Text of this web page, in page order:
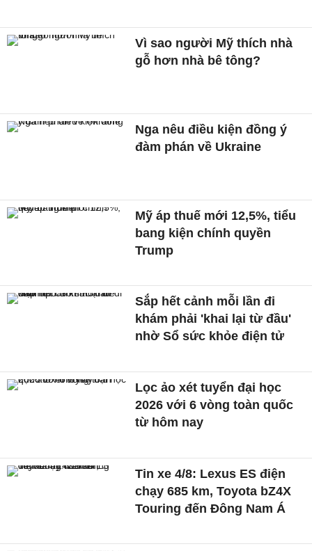
Vì sao người Mỹ thích nhà
gỗ hơn nhà bê tông?
Nga nêu điều kiện đồng ý
đàm phán về Ukraine
Mỹ áp thuế mới 12,5%, tiểu
bang kiện chính quyền
Trump
Sắp hết cảnh mỗi lần đi
khám phải 'khai lại từ đầu'
nhờ Sổ sức khỏe điện tử
Lọc ảo xét tuyển đại học
2026 với 6 vòng toàn quốc
từ hôm nay
Tin xe 4/8: Lexus ES điện
chạy 685 km, Toyota bZ4X
Touring đến Đông Nam Á